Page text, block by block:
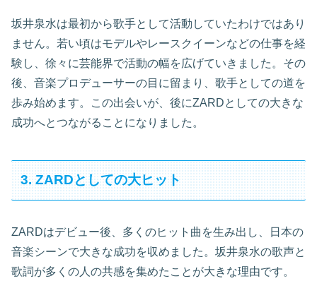
坂井泉水は最初から歌手として活動していたわけではあり
ません。若い頃はモデルやレースクイーンなどの仕事を経
験し、徐々に芸能界で活動の幅を広げていきました。その
後、音楽プロデューサーの目に留まり、歌手としての道を
歩み始めます。この出会いが、後にZARDとしての大きな
成功へとつながることになりました。
3. ZARDとしての大ヒット
ZARDはデビュー後、多くのヒット曲を生み出し、日本の
音楽シーンで大きな成功を収めました。坂井泉水の歌声と
歌詞が多くの人の共感を集めたことが大きな理由です。